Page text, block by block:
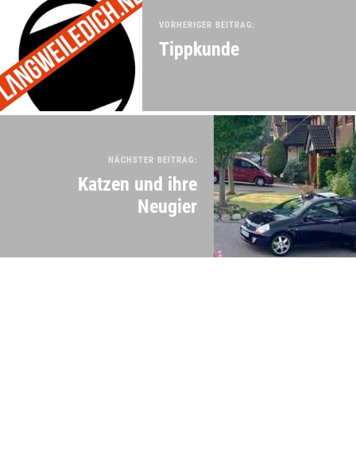
VORHERIGER BEITRAG:
Tippkunde
NÄCHSTER BEITRAG:
Katzen und ihre
Neugier